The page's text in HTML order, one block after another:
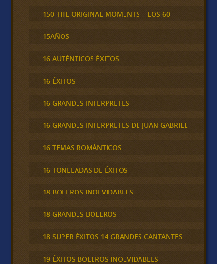
150 THE ORIGINAL MOMENTS – LOS 60
15AÑOS
16 AUTÉNTICOS ÉXITOS
16 ÉXITOS
16 GRANDES INTERPRETES
16 GRANDES INTERPRETES DE JUAN GABRIEL
16 TEMAS ROMÁNTICOS
16 TONELADAS DE ÉXITOS
18 BOLEROS INOLVIDABLES
18 GRANDES BOLEROS
18 SUPER ÉXITOS 14 GRANDES CANTANTES
19 ÉXITOS BOLEROS INOLVIDABLES